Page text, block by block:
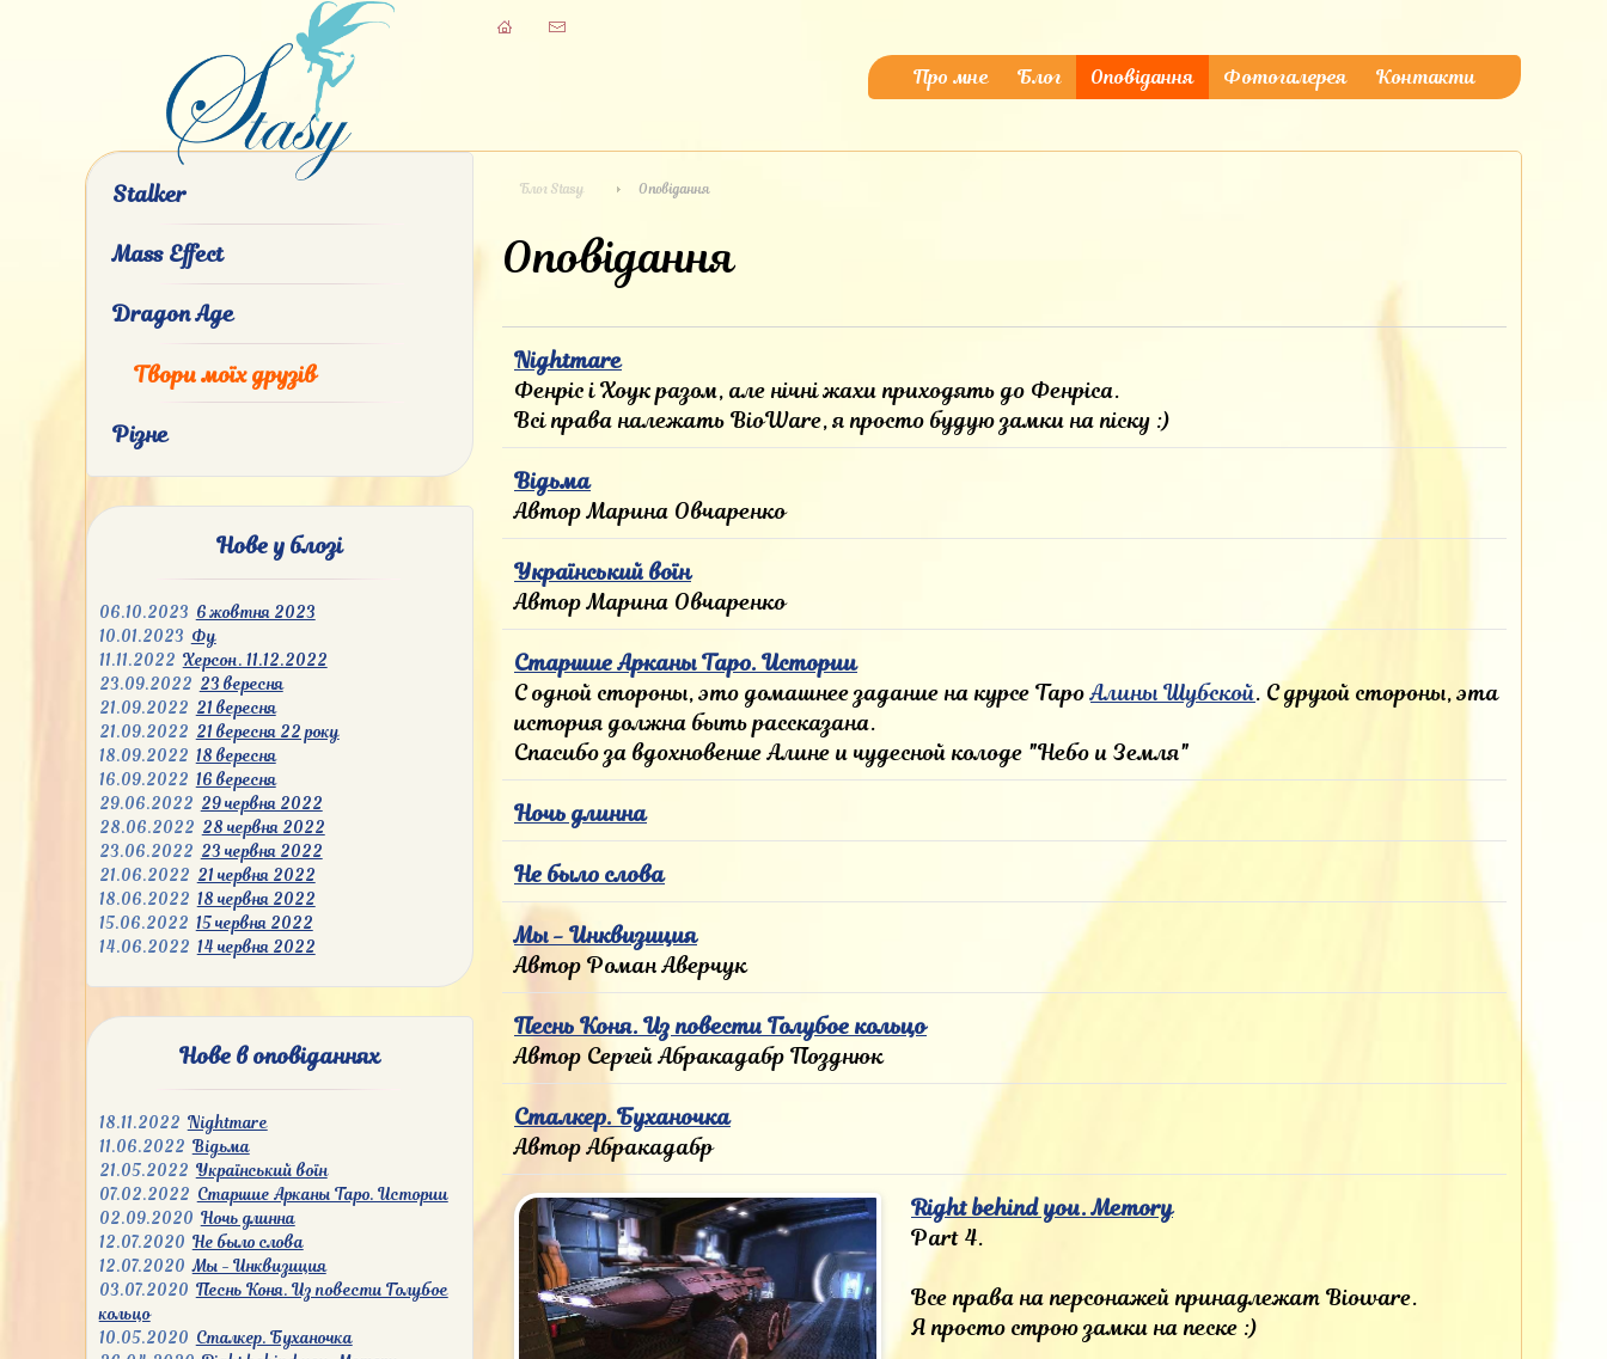
Про мне Блог Оповідання Фотогалерея Контакти
Stalker
Mass Effect
Dragon Age
Твори моїх друзів
Різне
Нове у блозі
06.10.2023 6 жовтня 2023
10.01.2023 Фу
11.11.2022 Херсон. 11.12.2022
23.09.2022 23 вересня
21.09.2022 21 вересня
21.09.2022 21 вересня 22 року
18.09.2022 18 вересня
16.09.2022 16 вересня
29.06.2022 29 червня 2022
28.06.2022 28 червня 2022
23.06.2022 23 червня 2022
21.06.2022 21 червня 2022
18.06.2022 18 червня 2022
15.06.2022 15 червня 2022
14.06.2022 14 червня 2022
Нове в оповіданнях
18.11.2022 Nightmare
11.06.2022 Відьма
21.05.2022 Український воїн
07.02.2022 Старшие Арканы Таро. Истории
02.09.2020 Ночь длинна
12.07.2020 Не было слова
12.07.2020Мы - Инквизиция
03.07.2020 Песнь Коня. Из повести Голубое
кольцо
10.05.2020 Сталкер. Буханочка
Блог Stasy Оповідання
Оповідання
Nightmare
Фенріс і Хоук разом, але нічні жахи приходять до Фенріса.
Всі права належать BioWare, я просто будую замки на піску :)
Відьма
Автор Марина Овчаренко
Український воїн
Автор Марина Овчаренко
Старшие Арканы Таро. Истории
С одной стороны, это домашнее задание на курсе ТароАлины Шубской. С другой стороны, эта
история должна быть рассказана.
Спасибо за вдохновение Алине и чудесной колоде "Небо и Земля"
Ночь длинна
Не было слова
Мы - Инквизиция
Автор Роман Аверчук
Песнь Коня. Из повести Голубое кольцо
Автор Сергей Абракадабр Позднюк
Сталкер. Буханочка
Автор Абракадабр
Right behind you. Memory
Part 4.
Все права на персонажей принадлежат Bioware.
Я просто строю замки на песке :)